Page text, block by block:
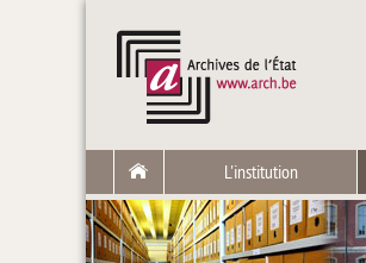
L'institution